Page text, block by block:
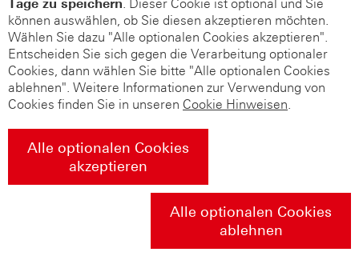
Tage zu speichern. Dieser Cookie ist optional und Sie
können auswählen, ob Sie diesen akzeptieren möchten.
Wählen Sie dazu "Alle optionalen Cookies akzeptieren".
Entscheiden Sie sich gegen die Verarbeitung optionaler
Cookies, dann wählen Sie bitte "Alle optionalen Cookies
ablehnen". Weitere Informationen zur Verwendung von
Cookies finden Sie in unseren Cookie Hinweisen.
Alle optionalen Cookies
akzeptieren
Alle optionalen Cookies
ablehnen